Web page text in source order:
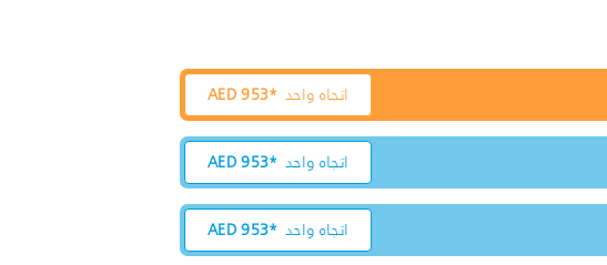
اتجاه واحد AED 953*
اتجاه واحد AED 953*
اتجاه واحد AED 953*